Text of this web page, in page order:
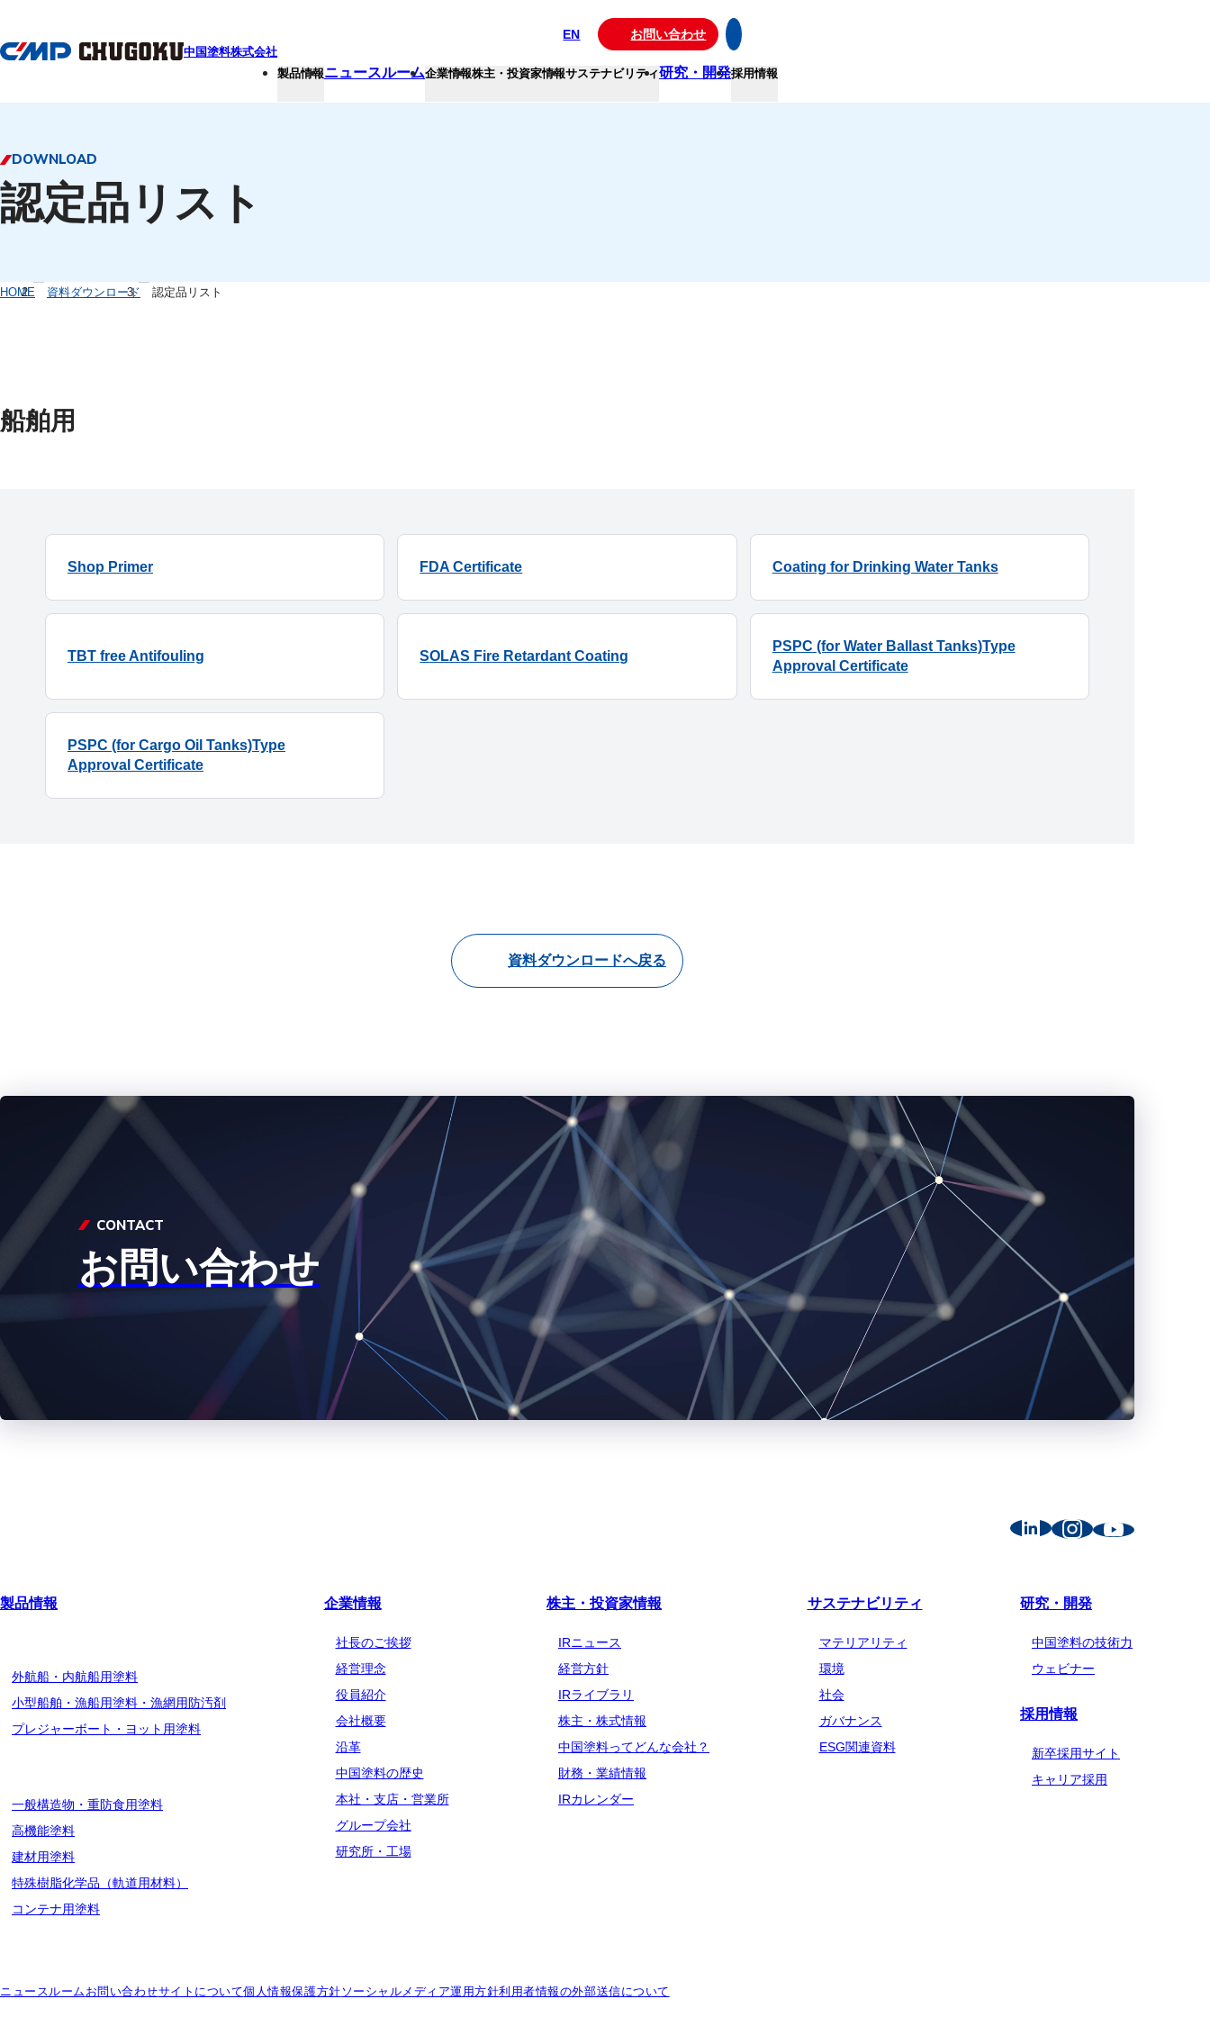
中国塗料株式会社
EN お問い合わせ
製品情報ニュースルーム企業情報株主・投資家情報サステナビリティ研究・開発採用情報
DOWNLOAD
認定品リスト
HOME 資料ダウンロード 認定品リスト
船舶用
Shop Primer FDA Certificate Coating for Drinking Water Tanks
TBT free Antifouling SOLAS Fire Retardant Coating
PSPC (for Water Ballast Tanks)Type
Approval Certificate
PSPC (for Cargo Oil Tanks)Type
Approval Certificate
資料ダウンロードへ戻る
CONTACT
お問い合わせ
製品情報
外航船・内航船用塗料
小型船舶・漁船用塗料・漁網用防汚剤
プレジャーボート・ヨット用塗料
一般構造物・重防食用塗料
高機能塗料
建材用塗料
特殊樹脂化学品（軌道用材料）
コンテナ用塗料
企業情報
社長のご挨拶
経営理念
役員紹介
会社概要
沿革
中国塗料の歴史
本社・支店・営業所
グループ会社
研究所・工場
株主・投資家情報
IRニュース
経営方針
IRライブラリ
株主・株式情報
中国塗料ってどんな会社？
財務・業績情報
IRカレンダー
サステナビリティ
マテリアリティ
環境
社会
ガバナンス
ESG関連資料
研究・開発
中国塗料の技術力
ウェビナー
採用情報
新卒採用サイト
キャリア採用
ニュースルーム お問い合わせサイトについて個人情報保護方針 ソーシャルメディア運用方針利用者情報の外部送信について